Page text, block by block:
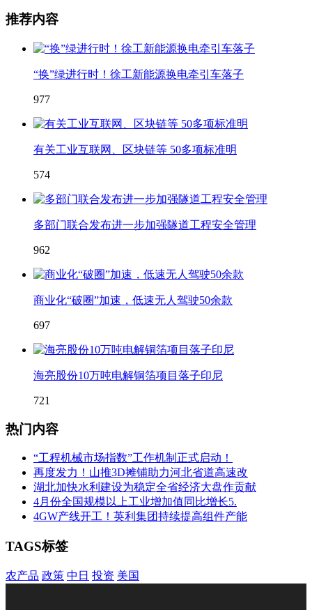
推荐内容
“换”绿进行时！徐工新能源换电牵引车落子
977
有关工业互联网、区块链等 50多项标准明
574
多部门联合发布进一步加强隧道工程安全管理
962
商业化“破圈”加速，低速无人驾驶50余款
697
海亮股份10万吨电解铜箔项目落子印尼
721
热门内容
“工程机械市场指数”工作机制正式启动！
再度发力！山推3D摊铺助力河北省道高速改
湖北加快水利建设为稳定全省经济大盘作贡献
4月份全国规模以上工业增加值同比增长5.
4GW产线开工！英利集团持续提高组件产能
TAGS标签
农产品 政策 中日 投资 美国